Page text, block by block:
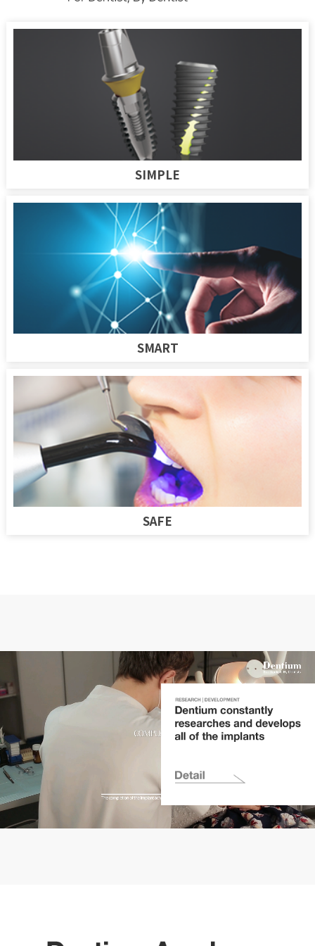
SIMPLE
SMART
SAFE